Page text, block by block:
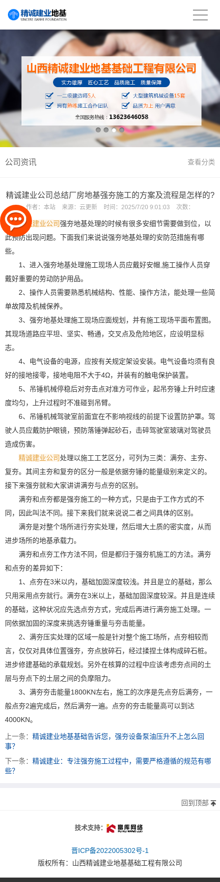
公司资讯 查看分类
精诚建业公司总结厂房地基强夯施工的方案及流程是怎样的?
作者： 本站 来源： 云更新 时间： 2025/7/20 9:01:03 次数：
精诚建业公司强夯地基处理的时候有很多安细节需要做到位，以
此预防出现问题。下面我们来说说强夯地基处理的安防范措施有哪
些。
1、进入强夯地基处理施工现场人员应戴好安帽,施工操作人员穿
戴好重要的劳动防护用品。
2、操作人员需要熟悉机械结构、性能、操作方法，能处理一些简
单故障及机械保养。
3、强夯地基处理施工现场应面规划，并有施工现场平面布置图。
其现场道路应平坦、坚实、畅通，交叉点及危险地区，应设明显标
志。
4、电气设备的电源，应按有关规定架设安装。电气设备均须有良
好的接地接零，接地电阻不大于4Ω，并装有的触电保护装置。
5、吊锤机械停稳后对夯击点对准方可作业，起吊夯锤上升时应速
度均匀，上升过程时不准碰到吊臂。
6、吊锤机械驾驶室前面宜在不影响视线的前提下设置防护罩。驾
驶人员应戴防护眼镜，预防落锤弹起砂石，击碎驾驶室玻璃对驾驶员
造成伤害。
精诚建业公司处理以施工工艺区分，可列为三类：满夯、主夯、
复夯。其间主夯和复夯的区分一般是依据夯锤的能量级别来定义的。
接下来强夯就和大家讲讲满夯与点夯的区别。
满夯和点夯都是强夯施工的一种方式，只是由于工作方式的不
同，因此叫法不同。接下来我们就来说说二者之间具体的区别。
满夯是对整个场所进行夯实处理，然后增大土质的密实度，从而
进步场所的地基承载力。
满夯和点夯工作方法不同，但是都归于强夯机施工的方法。满夯
和点夯的差异如下：
1、点夯在3米以内，基础加固深度较浅。并且是立的基础，那么
只用采用点夯就行。满夯在3米以上，基础加固深度较深。并且是连续
的基础，这种状况应先选点夯方式，完成后再进行满夯施工处理。一
同依据加固的深度来挑选夯锤重量与夯击能量。
2、满夯压实处理的区域一般是针对整个施工场所，点夯相较而
言，仅仅对具体位置强夯，夯点放碎石，经过揉捏土体构成碎石桩。
进步修建基础的承载规划。另外在核算的过程中应该考虑夯点间的土
层与夯点下的土层之间的负摩阻力。
3、满夯夯击能量1800KN左右，施工的次序是先点夯后满夯，一
般点夯2遍完成后，然后满夯一遍。点夯的夯击能量高可以到达
4000KN。
上一条： 精诚建业地基基础告诉您，强夯设备泵油压升不上怎么回
事？
下一条： 精诚建业：专注强夯施工过程中，需要严格遵循的规范有哪
些？
回到顶部
技术支持：
晋ICP备2022005302号-1
版权所有： 山西精诚建业地基基础工程有限公司